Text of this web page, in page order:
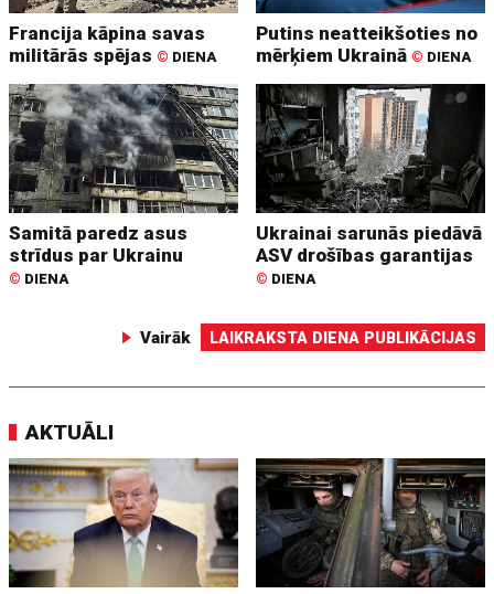
Francija kāpina savas
militārās spējas © DIENA
Putins neatteikšoties no
mērķiem Ukrainā © DIENA
Samitā paredz asus
strīdus par Ukrainu
© DIENA
Ukrainai sarunās piedāvā
ASV drošības garantijas
© DIENA
Vairāk LAIKRAKSTA DIENA PUBLIKĀCIJAS
AKTUĀLI